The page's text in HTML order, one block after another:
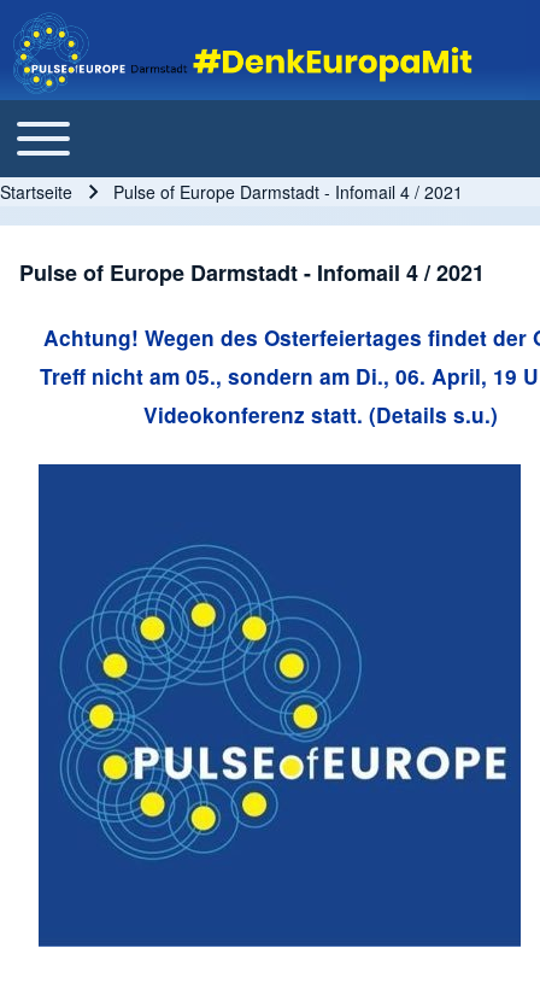
Main navigation
Toggle main menu
Startseite Pulse of Europe Darmstadt - Infomail 4 / 2021
Pulse of Europe Darmstadt - Infomail 4 / 2021
Achtung! Wegen des Osterfeiertages findet der
Treff nicht am 05., sondern am Di., 06. April, 19
Videokonferenz statt. (Details s.u.)